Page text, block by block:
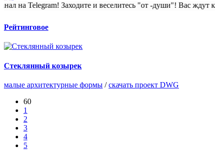
Заходите и веселитесь "от -души"! Вас ждут
Рейтинговое
Стеклянный козырек
малые архитектурные формы /скачать проект DWG
60
1
2
3
4
5